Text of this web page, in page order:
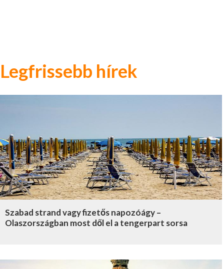
Legfrissebb hírek
Szabad strand vagy fizetős napozóágy –
Olaszországban most dől el a tengerpart sorsa